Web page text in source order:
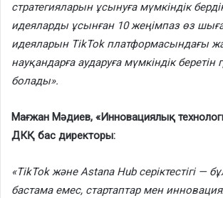
стратегияларын ұсынуға мүмкіндік
идеяларды ұсынған 10 жеңімпаз өз
идеяларын TikTok платформасындағы
науқандарға аударуға мүмкіндік беретін
болады».
Мағжан Мәдиев, «Инновациялық
ДКҚ бас директоры:
«TikTok және Astana Hub серіктестігі —
бастама емес, стартаптар мен